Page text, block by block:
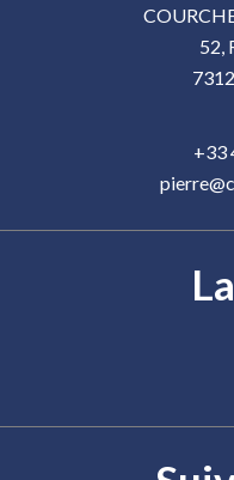
52,
+33